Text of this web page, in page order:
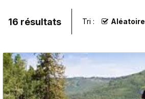
16 résultats Tri : Aléatoire